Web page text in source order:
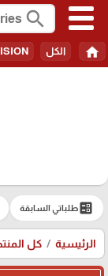
search
home الكل
ballotطلباتي السابقة
الرئيسية كل